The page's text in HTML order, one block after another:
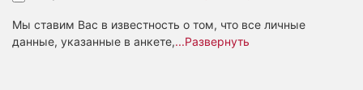
Мы ставим Вас в известность о том, что все личные
данные, указанные в анкете,...Развернуть